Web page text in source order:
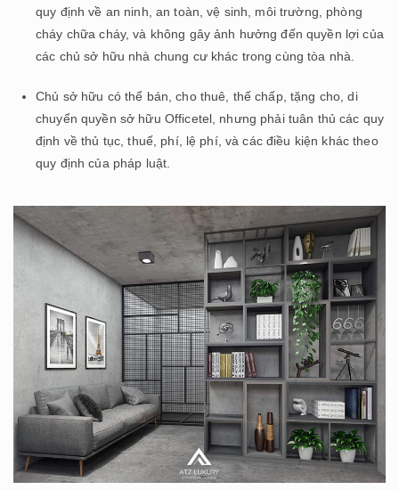
quy định về an ninh, an toàn, vệ sinh, môi trường, phòng
cháy chữa cháy, và không gây ảnh hưởng đến quyền lợi của
các chủ sở hữu nhà chung cư khác trong cùng tòa nhà.
Chủ sở hữu có thể bán, cho thuê, thế chấp, tặng cho, di
chuyển quyền sở hữu Officetel, nhưng phải tuân thủ các quy
định về thủ tục, thuế, phí, lệ phí, và các điều kiện khác theo
quy định của pháp luật.